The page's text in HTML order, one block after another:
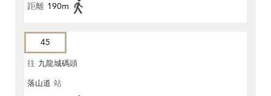
距離 190m
45
往 九龍城碼頭
落山道 站